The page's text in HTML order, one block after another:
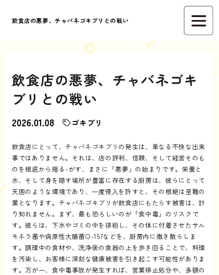
飲食店の悪夢、チャバネゴキブリとの戦い
飲食店の悪夢、チャバネゴキ
ブリとの戦い
2026.01.08 ゴキブリ
飲食店にとって、チャバネゴキブリの発生は、単なる不快な出来
事ではありません。それは、店の評判、信頼、そして経営そのも
のを根底から揺る-がす、まさに「悪夢」の始まりです。栄養と
水、そして身を隠す場所が豊富に存在する厨房は、彼らにとって
天国のような環境であり、一度侵入を許すと、その根絶は至難の
業となります。チャバネゴキブリが飲食店にもたらす被害は、計
り知れません。まず、最も恐ろしいのが「食中毒」のリスクで
す。彼らは、下水やゴミの中を徘徊し、その体に付着させたサル
モネラ菌や病原性大腸菌O-157などを、厨房内に撒き散らしま
す。調理中の食材や、洗浄後の食器の上を歩き回ることで、料理
を汚染し、お客様に深刻な健康被害を引き起こす可能性がありま
す。万が一、食中毒事故が発生すれば、営業停止処分や、多額の